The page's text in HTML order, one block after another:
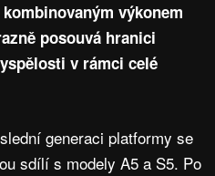
výkonem
posouvá hranici
v rámci celé
generaci platformy se
sdílí s modely A5 a S5. Po